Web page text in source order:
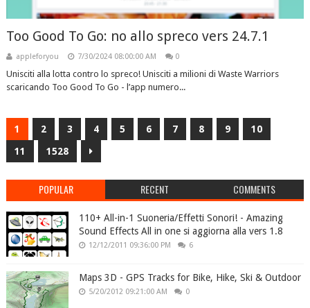
Too Good To Go: no allo spreco vers 24.7.1
appleforyou 7/30/2024 08:00:00 AM 0
Unisciti alla lotta contro lo spreco! Unisciti a milioni di Waste Warriors
scaricando Too Good To Go - l’app numero...
1 2 3 4 5 6 7 8 9
10
11
1528
POPULAR RECENT COMMENTS
110+ All-in-1 Suoneria/Effetti Sonori! - Amazing
Sound Effects All in one si aggiorna alla vers 1.8
12/12/2011 09:36:00 PM 6
Maps 3D - GPS Tracks for Bike, Hike, Ski & Outdoor
5/20/2012 09:21:00 AM 0